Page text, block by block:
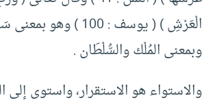
الْعَرْشِ ) ( يوسف : 100 )
وبمعنى المُلْك والسُّلْطَان .
والاستواء هو الاستقرار، واستوى